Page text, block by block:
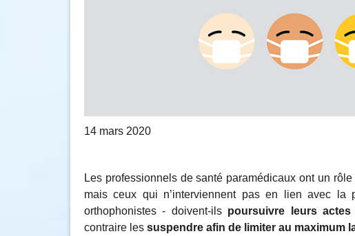
14 mars 2020
Les professionnels de santé paramédicaux ont un
mais ceux qui n’interviennent pas en lien avec la
orthophonistes ‑ doivent-ils poursuivre leurs
contraire les suspendre afin de limiter au maximum